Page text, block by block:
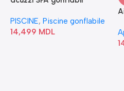
Bubble” 28446
PISCINE, Piscine gonflabile
14,499 MDL